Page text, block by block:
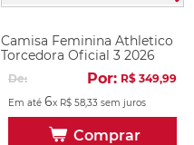
Camisa Feminina Athletico
Torcedora Oficial 3 2026
De: Por: R$ 349,99
Em até 6x R$ 5833 sem juros
Comprar